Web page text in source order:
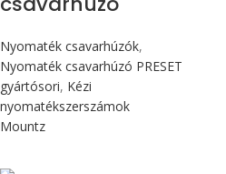
Nyomaték csavarhúzók,
Nyomaték csavarhúzó PRESET
gyártósori, Kézi
nyomatékszerszámok
Mountz